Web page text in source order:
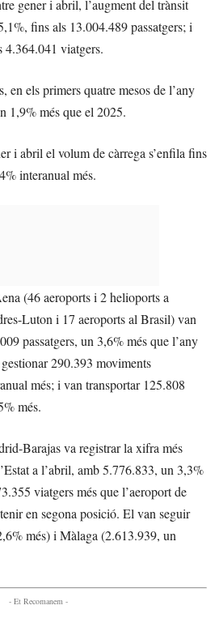
gener i abril, l’augment del trànsit
fins als 13.004.489 passatgers; i
4.364.041 viatgers.
en els primers quatre mesos de l’any
1,9% més que el 2025.
i abril el volum de càrrega s’enfila fins
interanual més.
(46 aeroports i 2 helioports a
Luton i 17 aeroports al Brasil) van
passatgers, un 3,6% més que l’any
290.393 moviments
més; i van transportar 125.808
més.
Barajas va registrar la xifra més
a l’abril, amb 5.776.833, un 3,3%
viatgers més que l’aeroport de
en segona posició. El van seguir
més) i Màlaga (2.613.939, un
- Et Recomanem -